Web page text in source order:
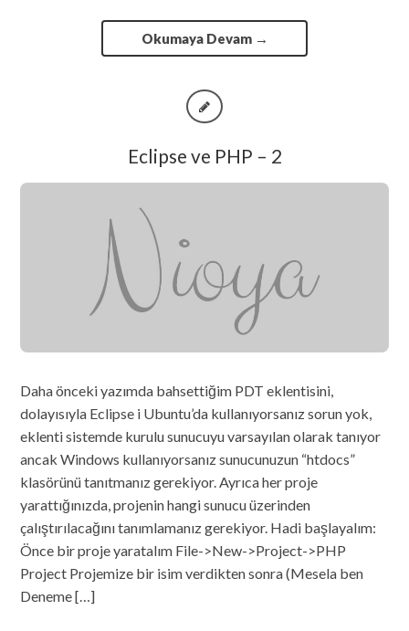
Okumaya Devam →
Eclipse ve PHP – 2
Daha önceki yazımda bahsettiğim PDT eklentisini,
dolayısıyla Eclipse i Ubuntu’da kullanıyorsanız sorun yok,
eklenti sistemde kurulu sunucuyu varsayılan olarak tanıyor
ancak Windows kullanıyorsanız sunucunuzun “htdocs”
klasörünü tanıtmanız gerekiyor. Ayrıca her proje
yarattığınızda, projenin hangi sunucu üzerinden
çalıştırılacağını tanımlamanız gerekiyor. Hadi başlayalım:
Önce bir proje yaratalım File->New->Project->PHP
Project Projemize bir isim verdikten sonra (Mesela ben
Deneme […]